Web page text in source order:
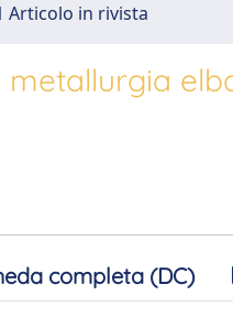
Articolo in rivista
completa (DC)